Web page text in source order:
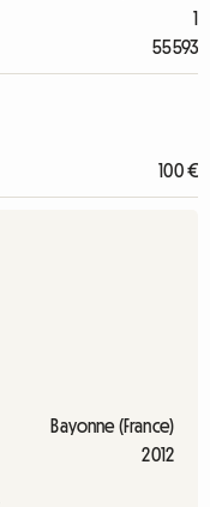
1
55593
100 €
Bayonne (France)
2012